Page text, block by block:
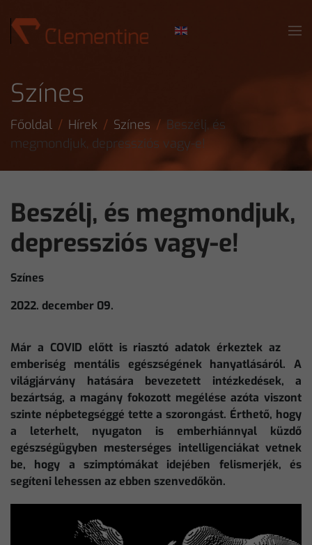
Skip to main content
Színes
Főoldal Hírek Színes
Beszélj, és
megmondjuk, depressziós vagy-e!
Beszélj, és megmondjuk,
depressziós vagy-e!
Színes
2022. december 09.
Már a COVID előtt is riasztó adatok érkeztek az
emberiség mentális egészségének hanyatlásáról. A
világjárvány hatására bevezetett intézkedések, a
bezártság, a magány fokozott megélése azóta viszont
szinte népbetegséggé tette a szorongást. Érthető, hogy
a leterhelt, nyugaton is emberhiánnyal küzdő
egészségügyben mesterséges intelligenciákat vetnek
be, hogy a szimptómákat idejében felismerjék, és
segíteni lehessen az ebben szenvedőkön.